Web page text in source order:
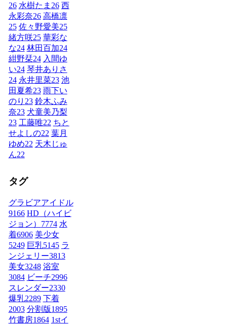
26 水樹たま 26 西
永彩奈26 高橋凛
25 佐々野愛美25
緒方咲25 華彩な
な24 林田百加24
紺野栞24 入間ゆ
い24 琴井ありさ
24 永井里菜23 池
田夏希23 雨下い
のり 23 鈴木ふみ
奈23 犬童美乃梨
23 工藤唯22 ちと
せよしの22 葉月
ゆめ22 天木じゅ
ん22
タグ
グラビアアイドル
9166 HD（ハイビ
ジョン） 7774 水
着6906 美少女
5249 巨乳5145 ラ
ンジェリー3813
美女3248 浴室
3084 ビーチ2996
スレンダー2330
爆乳2289 下着
2003 分割版1895
竹書房1864 1stイ